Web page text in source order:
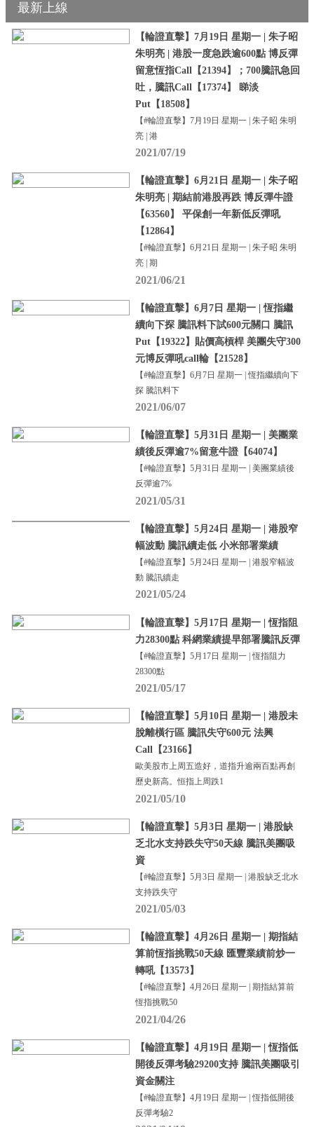
最新上線
【輪證直擊】7月19日 星期一 | 朱子昭
朱明亮 | 港股一度急跌逾600點 博反彈
留意恆指Call【21394】；700騰訊急回
吐，騰訊Call【17374】 睇淡
Put【18508】
【#輪證直擊】7月19日 星期一 | 朱子昭 朱明
亮 | 港
2021/07/19
【輪證直擊】6月21日 星期一 | 朱子昭
朱明亮 | 期結前港股再跌 博反彈牛證
【63560】 平保創一年新低反彈吼
【12864】
【#輪證直擊】6月21日 星期一 | 朱子昭 朱明
亮 | 期
2021/06/21
【輪證直擊】6月7日 星期一 | 恆指繼
續向下探 騰訊料下試600元關口 騰訊
Put【19322】貼價高槓桿 美團失守300
元博反彈吼call輪【21528】
【#輪證直擊】6月7日 星期一 | 恆指繼續向下
探 騰訊料下
2021/06/07
【輪證直擊】5月31日 星期一 | 美團業
績後反彈逾7%留意牛證【64074】
【#輪證直擊】5月31日 星期一 | 美團業績後
反彈逾7%
2021/05/31
【輪證直擊】5月24日 星期一 | 港股窄
幅波動 騰訊續走低 小米部署業績
【#輪證直擊】5月24日 星期一 | 港股窄幅波
動 騰訊續走
2021/05/24
【輪證直擊】5月17日 星期一 | 恆指阻
力28300點 科網業績提早部署騰訊反彈
【#輪證直擊】5月17日 星期一 | 恆指阻力
28300點
2021/05/17
【輪證直擊】5月10日 星期一 | 港股未
脫離橫行區 騰訊失守600元 法興
Call【23166】
歐美股市上周五造好，道指升逾兩百點再創
歷史新高。恒指上周跌1
2021/05/10
【輪證直擊】5月3日 星期一 | 港股缺
乏北水支持跌失守50天線 騰訊美團吸
資
【#輪證直擊】5月3日 星期一 | 港股缺乏北水
支持跌失守
2021/05/03
【輪證直擊】4月26日 星期一 | 期指結
算前恆指挑戰50天線 匯豐業績前炒一
轉吼【13573】
【#輪證直擊】4月26日 星期一 | 期指結算前
恆指挑戰50
2021/04/26
【輪證直擊】4月19日 星期一 | 恆指低
開後反彈考驗29200支持 騰訊美團吸引
資金關注
【#輪證直擊】4月19日 星期一 | 恆指低開後
反彈考驗2